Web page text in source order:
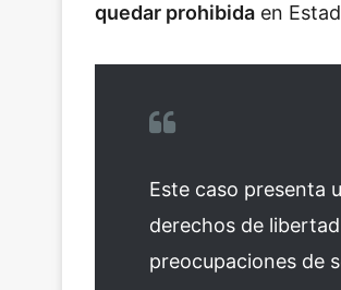
quedar prohibida en
Este caso presenta
derechos de
preocupaciones de